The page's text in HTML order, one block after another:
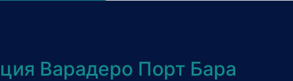
Варадеро Порт Бара